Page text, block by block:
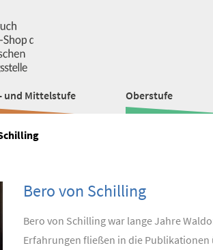
und Mittelstufe Oberstufe
Bero von Schilling
Bero von Schilling war lange Jahre
Erfahrungen fließen in die